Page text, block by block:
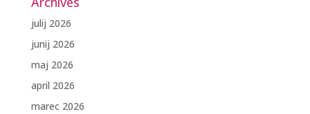
julij 2026
junij 2026
maj 2026
april 2026
marec 2026